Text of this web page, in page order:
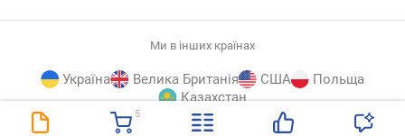
5
Ми в інших країнах
Україна Велика Британія США
Польща
Казахстан